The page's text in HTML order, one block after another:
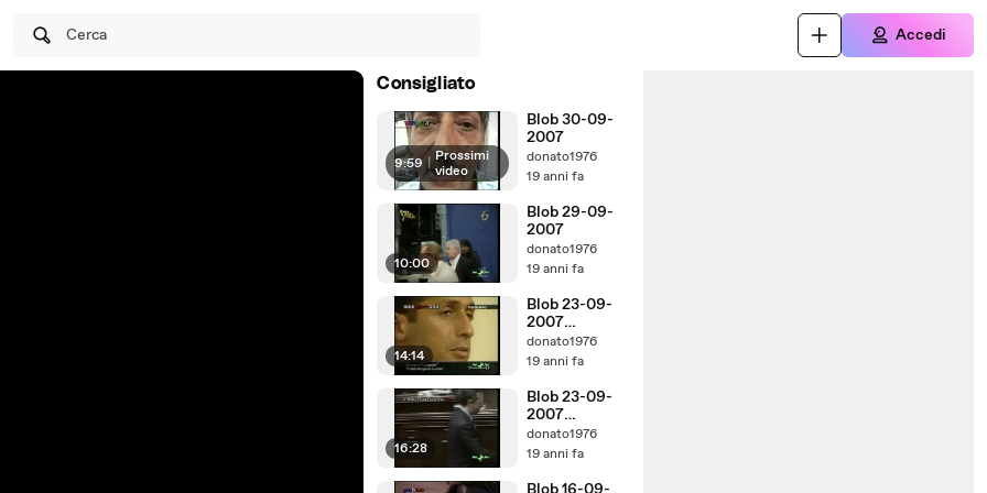
Cerca Accedi
Consigliato
9:59 | Prossimi
video
Blob 30-09-
2007
donato1976
19 anni fa
10:00
Blob 29-09-
2007
donato1976
19 anni fa
14:14
Blob 23-09-
2007
Parte1di2
donato1976
19 anni fa
16:28
Blob 23-09-
2007
Parte2di2
donato1976
19 anni fa